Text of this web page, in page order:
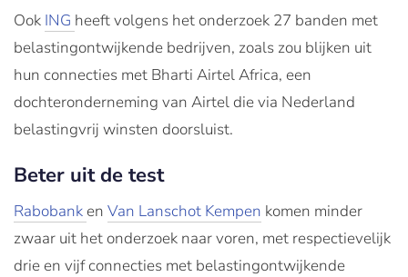
Ook ING heeft volgens het onderzoek 27 banden met
belastingontwijkende bedrijven, zoals zou blijken uit
hun connecties met Bharti Airtel Africa, een
dochteronderneming van Airtel die via Nederland
belastingvrij winsten doorsluist.
Beter uit de test
Rabobank en Van Lanschot Kempen komen minder
zwaar uit het onderzoek naar voren, met respectievelijk
drie en vijf connecties met belastingontwijkende